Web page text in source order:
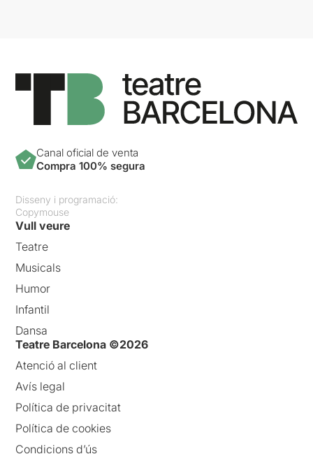
Canal oficial de venta
Compra 100% segura
Disseny i programació:
Copymouse
Vull veure
Teatre
Musicals
Humor
Infantil
Dansa
Teatre Barcelona ©2026
Atenció al client
Avís legal
Política de privacitat
Política de cookies
Condicions d’ús